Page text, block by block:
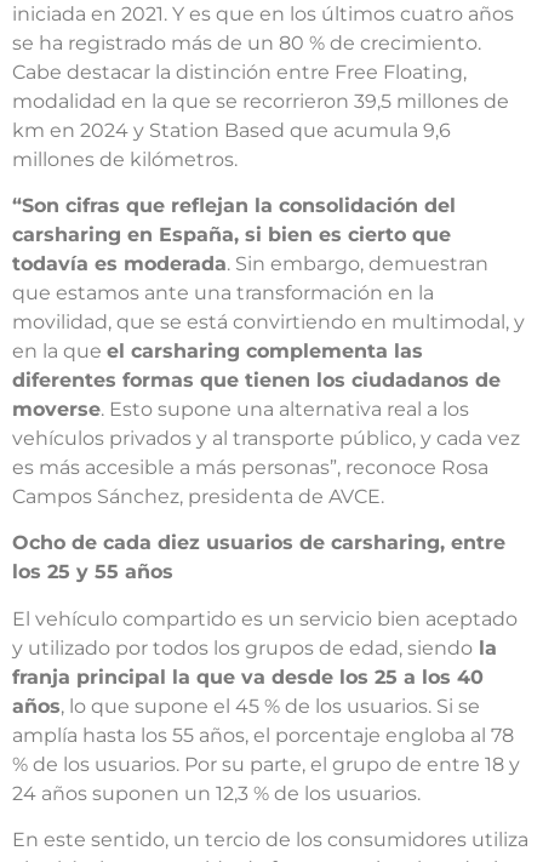
iniciada en 2021. Y es que en los últimos cuatro años
se ha registrado más de un 80 % de crecimiento.
Cabe destacar la distinción entre Free Floating,
modalidad en la que se recorrieron 39,5 millones de
km en 2024 y Station Based que acumula 9,6
millones de kilómetros.
“Son cifras que reflejan la consolidación del
carsharing en España, si bien es cierto que
todavía es moderada. Sin embargo, demuestran
que estamos ante una transformación en la
movilidad, que se está convirtiendo en multimodal, y
en la que el carsharing complementa las
diferentes formas que tienen los ciudadanos de
moverse. Esto supone una alternativa real a los
vehículos privados y al transporte público, y cada vez
es más accesible a más personas”, reconoce Rosa
Campos Sánchez, presidenta de AVCE.
Ocho de cada diez usuarios de carsharing, entre
los 25 y 55 años
El vehículo compartido es un servicio bien aceptado
y utilizado por todos los grupos de edad, siendo la
franja principal la que va desde los 25 a los 40
años, lo que supone el 45 % de los usuarios. Si se
amplía hasta los 55 años, el porcentaje engloba al 78
% de los usuarios. Por su parte, el grupo de entre 18 y
24 años suponen un 12,3 % de los usuarios.
En este sentido, un tercio de los consumidores utiliza